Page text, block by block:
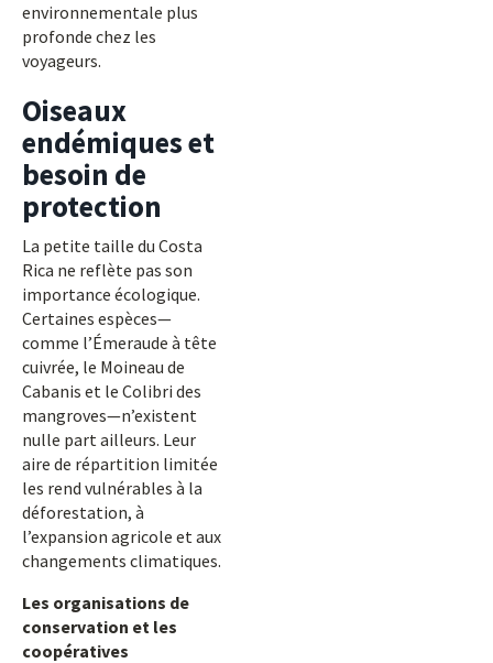
environnementale plus
profonde chez les
voyageurs.
Oiseaux
endémiques et
besoin de
protection
La petite taille du Costa
Rica ne reflète pas son
importance écologique.
Certaines espèces—
comme l’Émeraude à tête
cuivrée, le Moineau de
Cabanis et le Colibri des
mangroves—n’existent
nulle part ailleurs. Leur
aire de répartition limitée
les rend vulnérables à la
déforestation, à
l’expansion agricole et aux
changements climatiques.
Les organisations de
conservation et les
coopératives